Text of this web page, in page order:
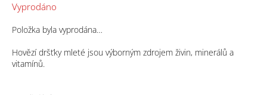
cena:
Vyprodáno
Položka byla vyprodána…
Hovězí dršťky mleté jsou výborným zdrojem živin, minerálů a
vitamínů.